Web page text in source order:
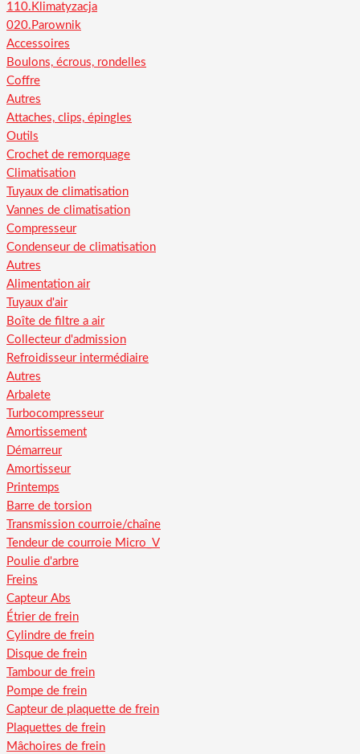
110.Klimatyzacja
020.Parownik
Accessoires
Boulons, écrous, rondelles
Coffre
Autres
Attaches, clips, épingles
Outils
Crochet de remorquage
Climatisation
Tuyaux de climatisation
Vannes de climatisation
Compresseur
Condenseur de climatisation
Autres
Alimentation air
Tuyaux d'air
Boîte de filtre a air
Collecteur d'admission
Refroidisseur intermédiaire
Autres
Arbalete
Turbocompresseur
Amortissement
Démarreur
Amortisseur
Printemps
Barre de torsion
Transmission courroie/chaîne
Tendeur de courroie Micro_V
Poulie d'arbre
Freins
Capteur Abs
Étrier de frein
Cylindre de frein
Disque de frein
Tambour de frein
Pompe de frein
Capteur de plaquette de frein
Plaquettes de frein
Mâchoires de frein